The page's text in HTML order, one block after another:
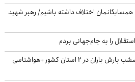
همسایگانمان اختلاف داشته باشیم/ رهبر شهید
را به جام‌جهانی بردم
نفوذ جریان بارش‌زا به کشور؛ امشب بارش باران در ۲ استان کشور +هواشناسی